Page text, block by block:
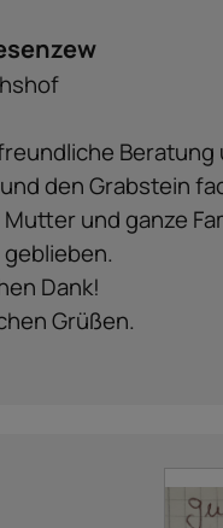
den Grabstein
und ganze
Dank!
Grüßen.